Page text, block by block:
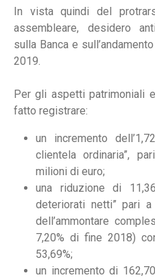
In vista quindi del
assembleare, desidero
sulla Banca e
2019.
Per gli aspetti patrimoniali
fatto registrare:
un incremento
clientela ordinaria”,
milioni di euro;
una riduzione di
deteriorati netti” pari
dell’ammontare
7,20% di fine 2018)
53,69%;
un incremento di